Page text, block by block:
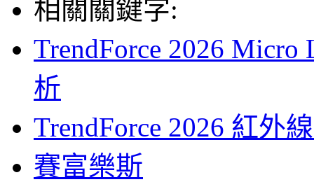
相關關鍵字:
TrendForce 2026
析
TrendForce 2026 紅外
賽富樂斯